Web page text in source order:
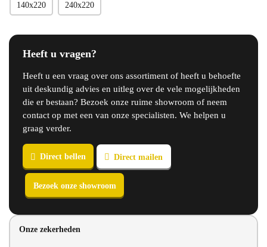
140x220 240x220
Heeft u vragen?
Heeft u een vraag over ons assortiment of heeft u behoefte
uit deskundig advies en uitleg over de vele mogelijkheden
die er bestaan? Bezoek onze ruime showroom of neem
contact op met een van onze specialisten. We helpen u
graag verder.
Onze zekerheden